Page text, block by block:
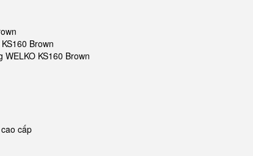
Brown
KS160 Brown
cấp